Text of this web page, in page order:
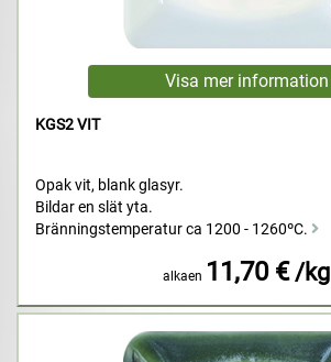
KGS2 VIT
Opak vit, blank glasyr.
Bildar en slät yta.
Bränningstemperatur ca 1200 - 1260ºC.
alkaen 11,70 € /kg